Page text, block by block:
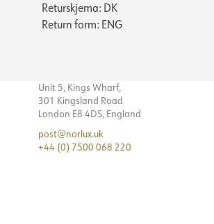
Returskjema: DK
Return form: ENG
Unit 5, Kings Wharf,
301 Kingsland Road
London E8 4DS, England
post@norlux.uk
+44 (0) 7500 068 220